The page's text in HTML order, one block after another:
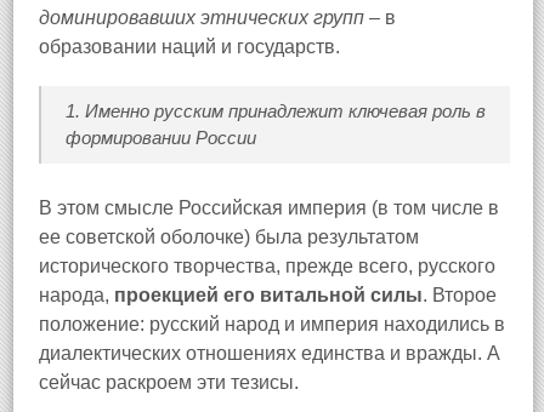
доминировавших этнических групп – в
образовании наций и государств.
1. Именно русским принадлежит ключевая роль в
формировании России
В этом смысле Российская империя (в том числе в
ее советской оболочке) была результатом
исторического творчества, прежде всего, русского
народа, проекцией его витальной силы. Второе
положение: русский народ и империя находились в
диалектических отношениях единства и вражды. А
сейчас раскроем эти тезисы.